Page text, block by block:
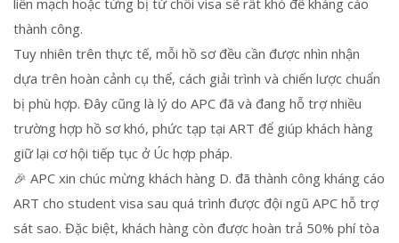
liền mạch hoặc từng bị từ chối visa sẽ rất khó để kháng cáo
thành công.
Tuy nhiên trên thực tế, mỗi hồ sơ đều cần được nhìn nhận
dựa trên hoàn cảnh cụ thể, cách giải trình và chiến lược chuẩn
bị phù hợp. Đây cũng là lý do APC đã và đang hỗ trợ nhiều
trường hợp hồ sơ khó, phức tạp tại ART để giúp khách hàng
giữ lại cơ hội tiếp tục ở Úc hợp pháp.
🎉 APC xin chúc mừng khách hàng D. đã thành công kháng cáo
ART cho student visa sau quá trình được đội ngũ APC hỗ trợ
sát sao. Đặc biệt, khách hàng còn được hoàn trả 50% phí tòa